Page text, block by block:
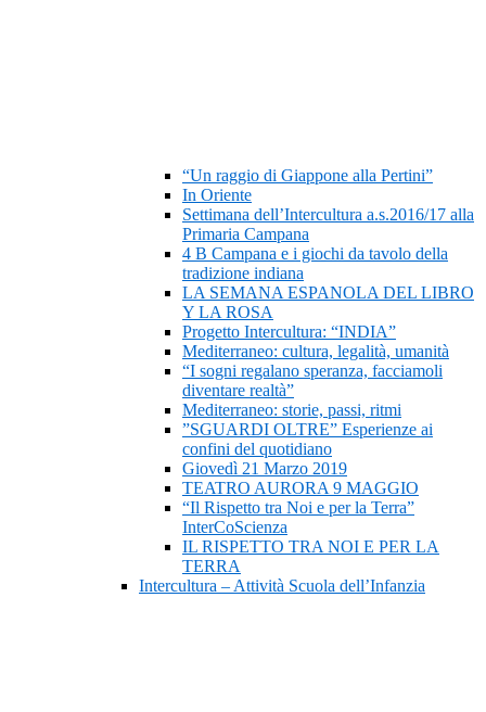
“Un raggio di Giappone alla Pertini”
In Oriente
Settimana dell’Intercultura a.s.2016/17 alla
Primaria Campana
4 B Campana e i giochi da tavolo della
tradizione indiana
LA SEMANA ESPANOLA DEL LIBRO
Y LA ROSA
Progetto Intercultura: “INDIA”
Mediterraneo: cultura, legalità, umanità
“I sogni regalano speranza, facciamoli
diventare realtà”
Mediterraneo: storie, passi, ritmi
”SGUARDI OLTRE” Esperienze ai
confini del quotidiano
Giovedì 21 Marzo 2019
TEATRO AURORA 9 MAGGIO
“Il Rispetto tra Noi e per la Terra”
InterCoScienza
IL RISPETTO TRA NOI E PER LA
TERRA
Intercultura – Attività Scuola dell’Infanzia